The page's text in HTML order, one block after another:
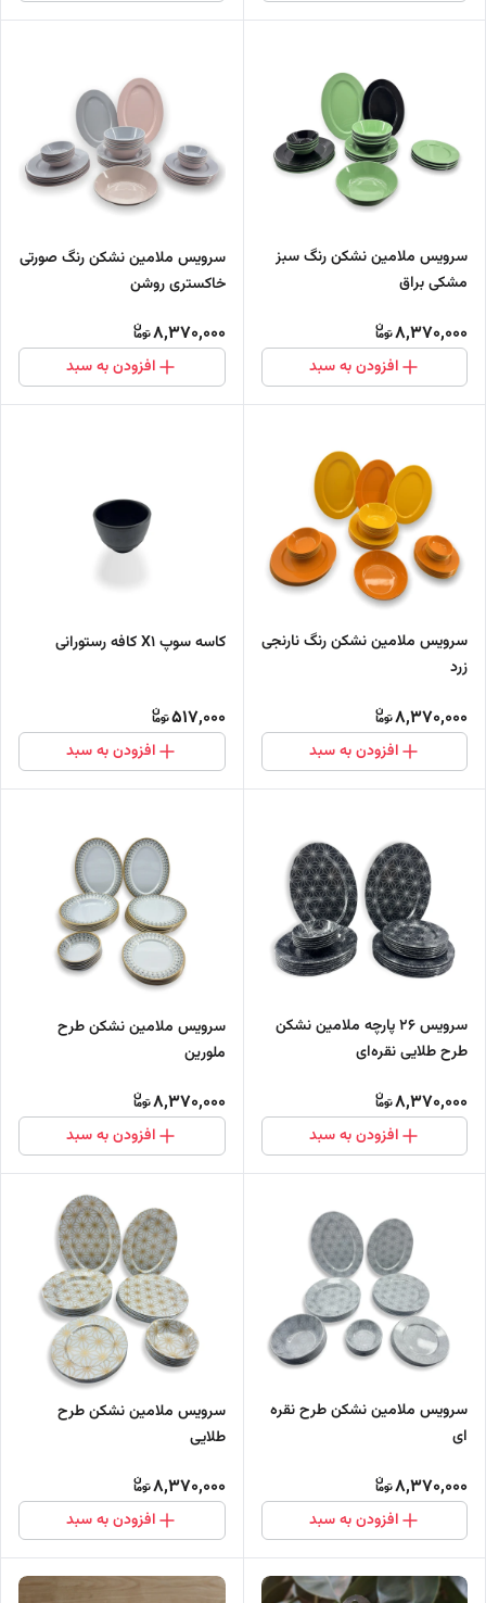
سرویس ملامین نشکن رنگ سبز
مشکی براق
8,370,000
افزودن به سبد
سرویس ملامین نشکن رنگ صورتی
خاکستری روشن
8,370,000
افزودن به سبد
سرویس ملامین نشکن رنگ نارنجی
زرد
8,370,000
افزودن به سبد
کاسه سوپ X1 کافه رستورانی
517,000
افزودن به سبد
سرویس 26 پارچه ملامین نشکن
طرح طلایی نقره‌ای
8,370,000
افزودن به سبد
سرویس ملامین نشکن طرح
ملورین
8,370,000
افزودن به سبد
سرویس ملامین نشکن طرح نقره
ای
8,370,000
افزودن به سبد
سرویس ملامین نشکن طرح
طلایی
8,370,000
افزودن به سبد